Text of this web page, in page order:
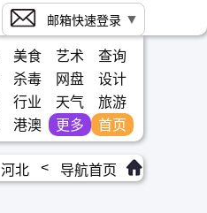
邮箱快速登录
美食 艺术
查询
杀毒 网盘
设计
行业 天气
旅游
港澳 更多 首页
河北 < 导航首页